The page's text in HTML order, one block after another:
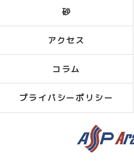
砂
アクセス
コラム
プライバシーポリシー